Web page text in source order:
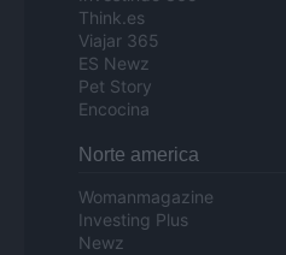
Think.es
Viajar 365
ES Newz
Pet Story
Encocina
Norte america
Womanmagazine
Investing Plus
Newz